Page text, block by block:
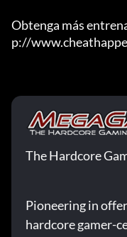
Obtenga más
p://
The Hardcore
Pioneering in
hardcore gamer-